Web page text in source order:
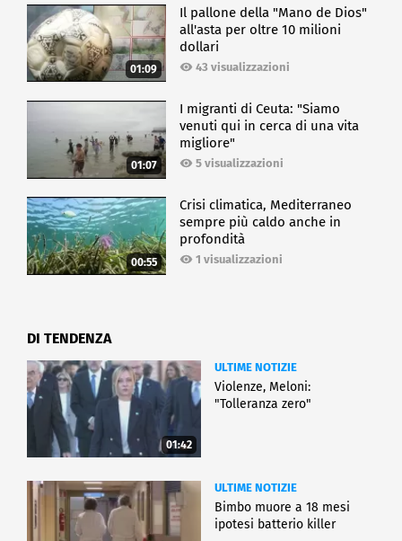
01:09
Il pallone della "Mano de Dios"
all'asta per oltre 10 milioni
dollari
43 visualizzazioni
01:07
I migranti di Ceuta: "Siamo
venuti qui in cerca di una vita
migliore"
5 visualizzazioni
00:55
Crisi climatica, Mediterraneo
sempre più caldo anche in
profondità
1 visualizzazioni
DI TENDENZA
01:42
ULTIME NOTIZIE
Violenze, Meloni:
"Tolleranza zero"
ULTIME NOTIZIE
Bimbo muore a 18 mesi
ipotesi batterio killer